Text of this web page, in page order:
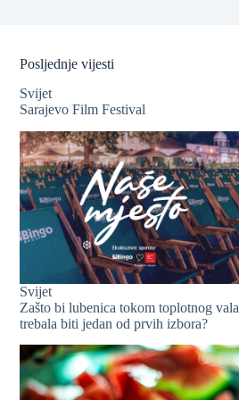
Posljednje vijesti
Svijet
Sarajevo Film Festival
Svijet
Zašto bi lubenica tokom toplotnog vala
trebala biti jedan od prvih izbora?